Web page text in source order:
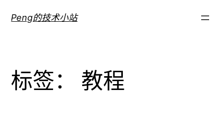
Peng的技术小站
标签： 教程